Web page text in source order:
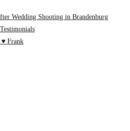
Wedding Shooting in Brandenburg
Testimonials
Frank